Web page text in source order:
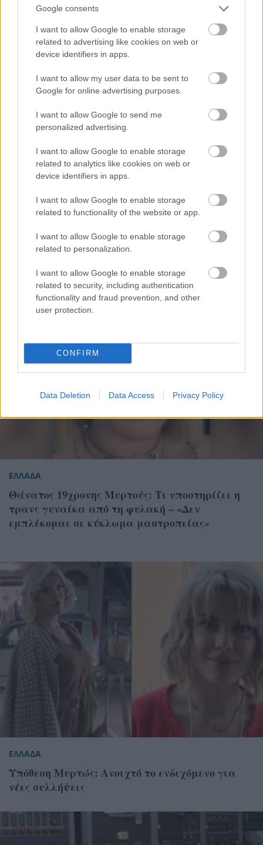
Google consents
I want to allow Google to enable storage
related to advertising like cookies on web or
device identifiers in apps.
I want to allow my user data to be sent to
Google for online advertising purposes.
I want to allow Google to send me
personalized advertising.
I want to allow Google to enable storage
related to analytics like cookies on web or
device identifiers in apps.
I want to allow Google to enable storage
related to functionality of the website or app.
I want to allow Google to enable storage
related to personalization.
I want to allow Google to enable storage
related to security, including authentication
functionality and fraud prevention, and other
user protection.
CONFIRM
Data Deletion Data Access Privacy Policy
ΕΛΛΑΔΑ
Κεφαλονιά: Tι απαντά ο ιδιοκτήτης του
καταλύματος για τις κάμερες στην υπόθεση της
ΕΛΛΑΔΑ
Θάνατος 19χρονης Μυρτούς: Τι υποστηρίζει η
τρανς γυναίκα από τη φυλακή – «Δεν
εμπλέκομαι σε κύκλωμα μαστροπείας»
ΕΛΛΑΔΑ
Υπόθεση Μυρτώς: Ανοιχτό το ενδεχόμενο για
νέες συλλήψεις